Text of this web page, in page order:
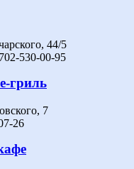
44/5
530-00-95
гриль
7
26